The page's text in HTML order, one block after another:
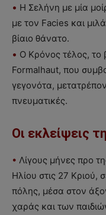
• Η Σελήνη με μία
με τον Facies και
βίαιο θάνατο.
• Ο Κρόνος τέλος, το
Formalhaut, που
γεγονότα,
πνευματικές.
Οι εκλείψεις
• Λίγους μήνες προ
Ηλίου στις 27 Κριού,
πόλης, μέσα στον
χαράς και των